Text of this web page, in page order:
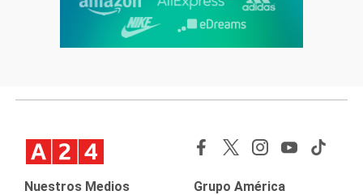
Nuestros Medios Grupo América